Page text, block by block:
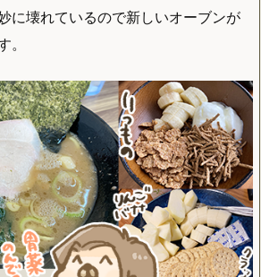
に壊れているので新しいオーブンが
。